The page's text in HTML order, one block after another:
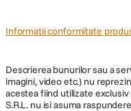
Informatii conformitate
Descrierea bunurilor sau a
imagini, video etc.) nu
acestea fiind utilizate
S.R.L. nu isi asuma